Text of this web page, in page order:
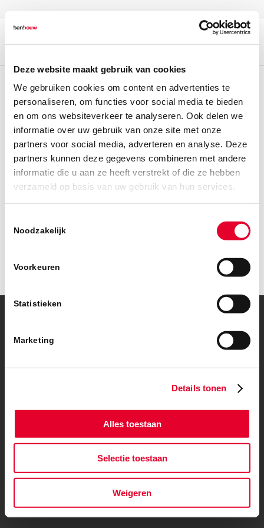
Deze website maakt gebruik van cookies
We gebruiken cookies om content en advertenties te
personaliseren, om functies voor social media te bieden
en om ons websiteverkeer te analyseren. Ook delen we
informatie over uw gebruik van onze site met onze
partners voor social media, adverteren en analyse. Deze
partners kunnen deze gegevens combineren met andere
informatie die u aan ze heeft verstrekt of die ze hebben
verzameld op basis van uw gebruik van hun services.
Noodzakelijk
Voorkeuren
Statistieken
Marketing
Details tonen
Alles toestaan
Selectie toestaan
Weigeren
voorwaarden